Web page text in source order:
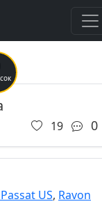
19 0
US, Ravon